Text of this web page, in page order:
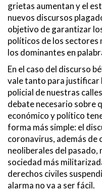
grietas aumentan y el
nuevos discursos
objetivo de garantizar
políticos de los sectores
los dominantes en
En el caso del discurso
vale tanto para justificar
policial de nuestras
debate necesario sobre
económico y político
forma más simple: el
coronavirus, además de
neoliberales del pasado,
sociedad más
derechos civiles
alarma no va a ser fácil.